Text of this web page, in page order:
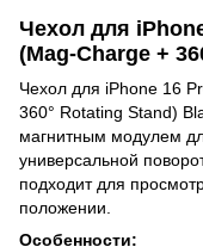
Чехол для
(Mag-Charge +
Чехол для iPhone 16
360° Rotating Stand)
магнитным модулем
универсальной
подходит для
положении.
Особенности: